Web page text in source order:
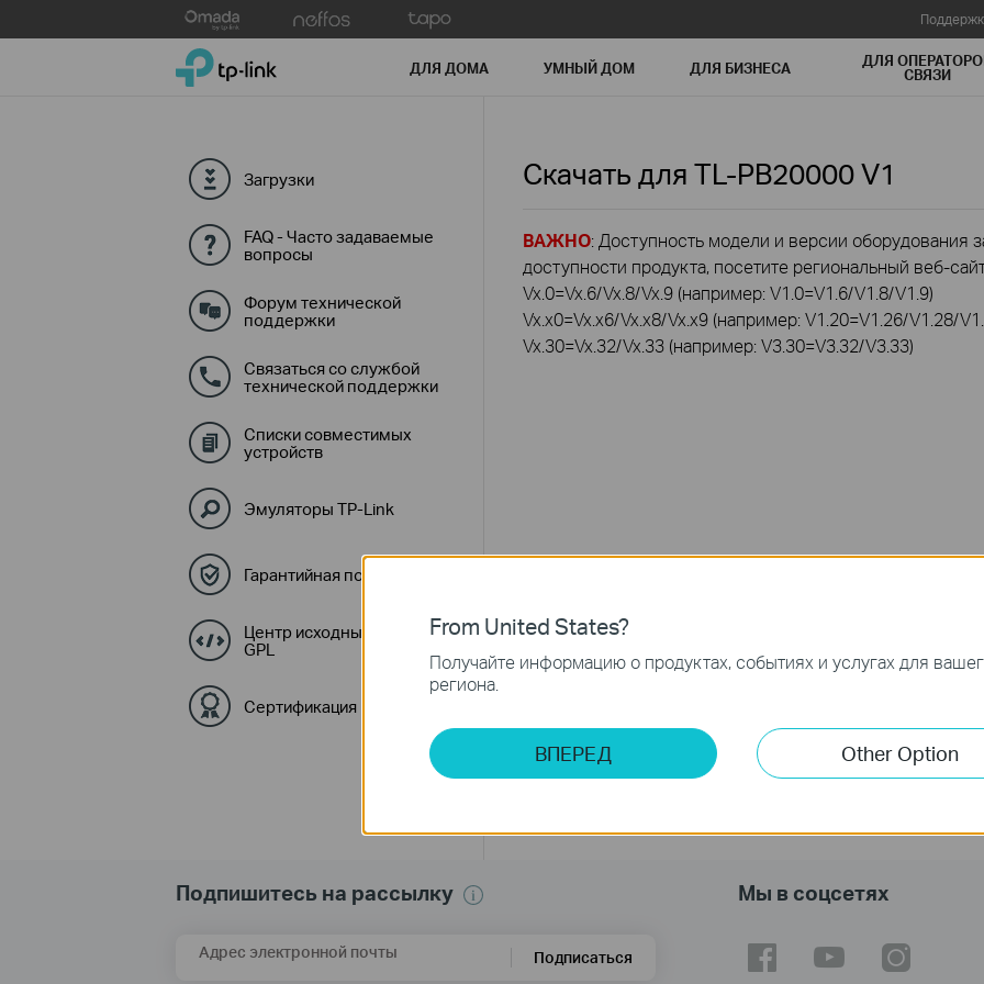
to
TP-Link, Reliably Smart ДЛЯ ДОМА УМНЫЙ ДОМ ДЛЯ БИЗНЕСА ДЛЯ
СВЯЗИ
Загрузки
FAQ - Часто задаваемые
вопросы
Форум технической
поддержки
Связаться со службой
технической поддержки
Списки совместимых
устройств
Эмуляторы TP-Link
Гарантийная политика
Центр исходных кодов
GPL
Сертификация
Скачать для TL-PB20000V1
ВАЖНО: Доступность модели и версии оборудования
доступности продукта, посетите региональный веб-
Vx.0=Vx.6/Vx.8/Vx.9 (например: V1.0=V1.6/V1.8/V1.9)
Vx.x0=Vx.x6/Vx.x8/Vx.x9 (например: V1.20=V1.26/V1.28/
Vx.30=Vx.32/Vx.33 (например: V3.30=V3.32/V3.33)
Подпишитесь на рассылку
Адрес электронной почты Подписаться
Мы в соцсетях
From United States?
Получайте информацию о продуктах, событиях и услугах для
региона.
ВПЕРЕД Other Option